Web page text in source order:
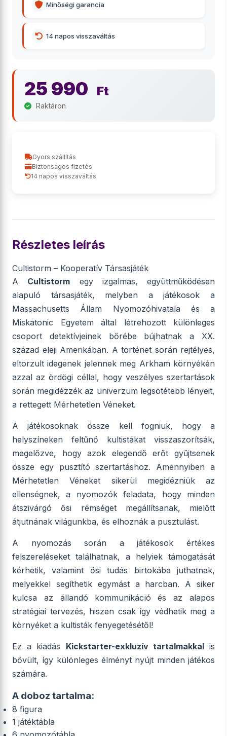
Minőségi garancia
14 napos visszaváltás
25 990 Ft
Raktáron
Gyors szállítás
Biztonságos fizetés
14 napos visszaváltás
Részletes leírás
Cultistorm – Kooperatív Társasjáték
A Cultistorm egy izgalmas, együttműködésen
alapuló társasjáték, melyben a játékosok a
Massachusetts Állam Nyomozóhivatala és a
Miskatonic Egyetem által létrehozott különleges
csoport detektívjeinek bőrébe bújhatnak a XX.
század eleji Amerikában. A történet során rejtélyes,
eltorzult idegenek jelennek meg Arkham környékén
azzal az ördögi céllal, hogy veszélyes szertartások
során megidézzék az univerzum legsötétebb lényeit,
a rettegett Mérhetetlen Véneket.
A játékosoknak össze kell fogniuk, hogy a
helyszíneken feltűnő kultistákat visszaszorítsák,
megelőzve, hogy azok elegendő erőt gyűjtsenek
össze egy pusztító szertartáshoz. Amennyiben a
Mérhetetlen Véneket sikerül megidézniük az
ellenségnek, a nyomozók feladata, hogy minden
átszivárgó ősi rémséget megállítsanak, mielőtt
átjutnának világunkba, és elhoznák a pusztulást.
A nyomozás során a játékosok értékes
felszereléseket találhatnak, a helyiek támogatását
kérhetik, valamint ősi tudás birtokába juthatnak,
melyekkel segíthetik egymást a harcban. A siker
kulcsa az állandó kommunikáció és az alapos
stratégiai tervezés, hiszen csak így védhetik meg a
környéket a kultisták fenyegetésétől!
Ez a kiadás Kickstarter-exkluzív tartalmakkalis
bővült, így különleges élményt nyújt minden játékos
számára.
A doboz tartalma:
8 figura
1 játéktábla